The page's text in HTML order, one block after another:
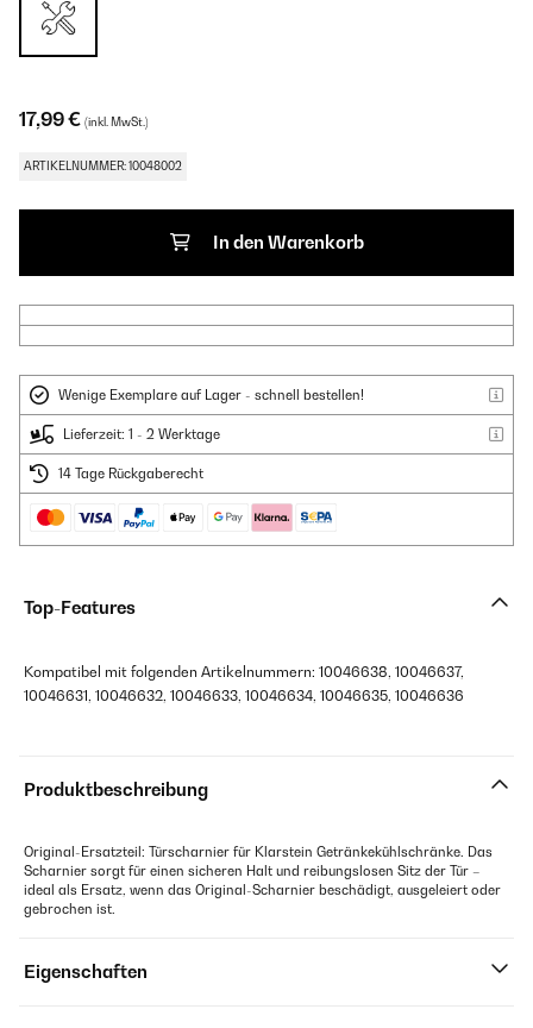
17,99 € (inkl. MwSt.)
ARTIKELNUMMER: 10048002
In den Warenkorb
Wenige Exemplare auf Lager - schnell bestellen!
Lieferzeit: 1 - 2 Werktage
14 Tage Rückgaberecht
Top-Features
Kompatibel mit folgenden Artikelnummern: 10046638, 10046637,
10046631, 10046632, 10046633, 10046634, 10046635, 10046636
Produktbeschreibung
Original-Ersatzteil: Türscharnier für Klarstein Getränkekühlschränke. Das
Scharnier sorgt für einen sicheren Halt und reibungslosen Sitz der Tür –
ideal als Ersatz, wenn das Original-Scharnier beschädigt, ausgeleiert oder
gebrochen ist.
Eigenschaften